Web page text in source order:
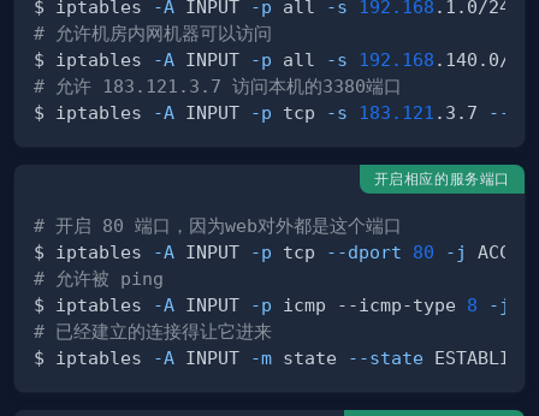
$ iptables
-A INPUT -p all -s 192.168 .1.0/24
# 允许机房内网机器可以访问
$ iptables
-A INPUT -p all -s 192.168 .140.0/
# 允许 183.121.3.7 访问本机的3380端口
$ iptables
-A INPUT -p tcp -s 183.121 .3.7 --
开启相应的服务端口
# 开启 80 端口，因为web对外都是这个端口
$ iptables
-A INPUT -p tcp --dport 80
-j
# 允许被 ping
$ iptables
-A INPUT -p icmp --icmp-type 8
-j
# 已经建立的连接得让它进来
$ iptables
-A INPUT -m state --state